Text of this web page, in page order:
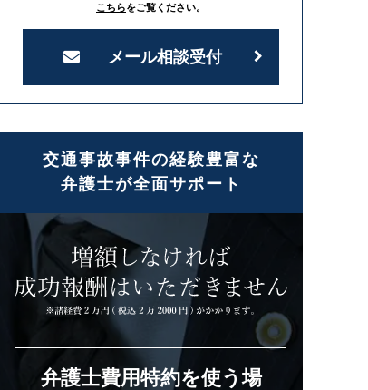
こちらをご覧ください。
メール相談受付
交通事故事件の経験豊富な
弁護士が全面サポート
弁護士費用特約を使う場